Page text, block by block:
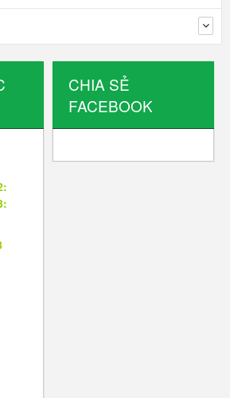
CHIA SẺ
FACEBOOK